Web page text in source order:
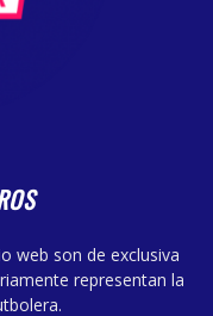
web son de exclusiva
representan la